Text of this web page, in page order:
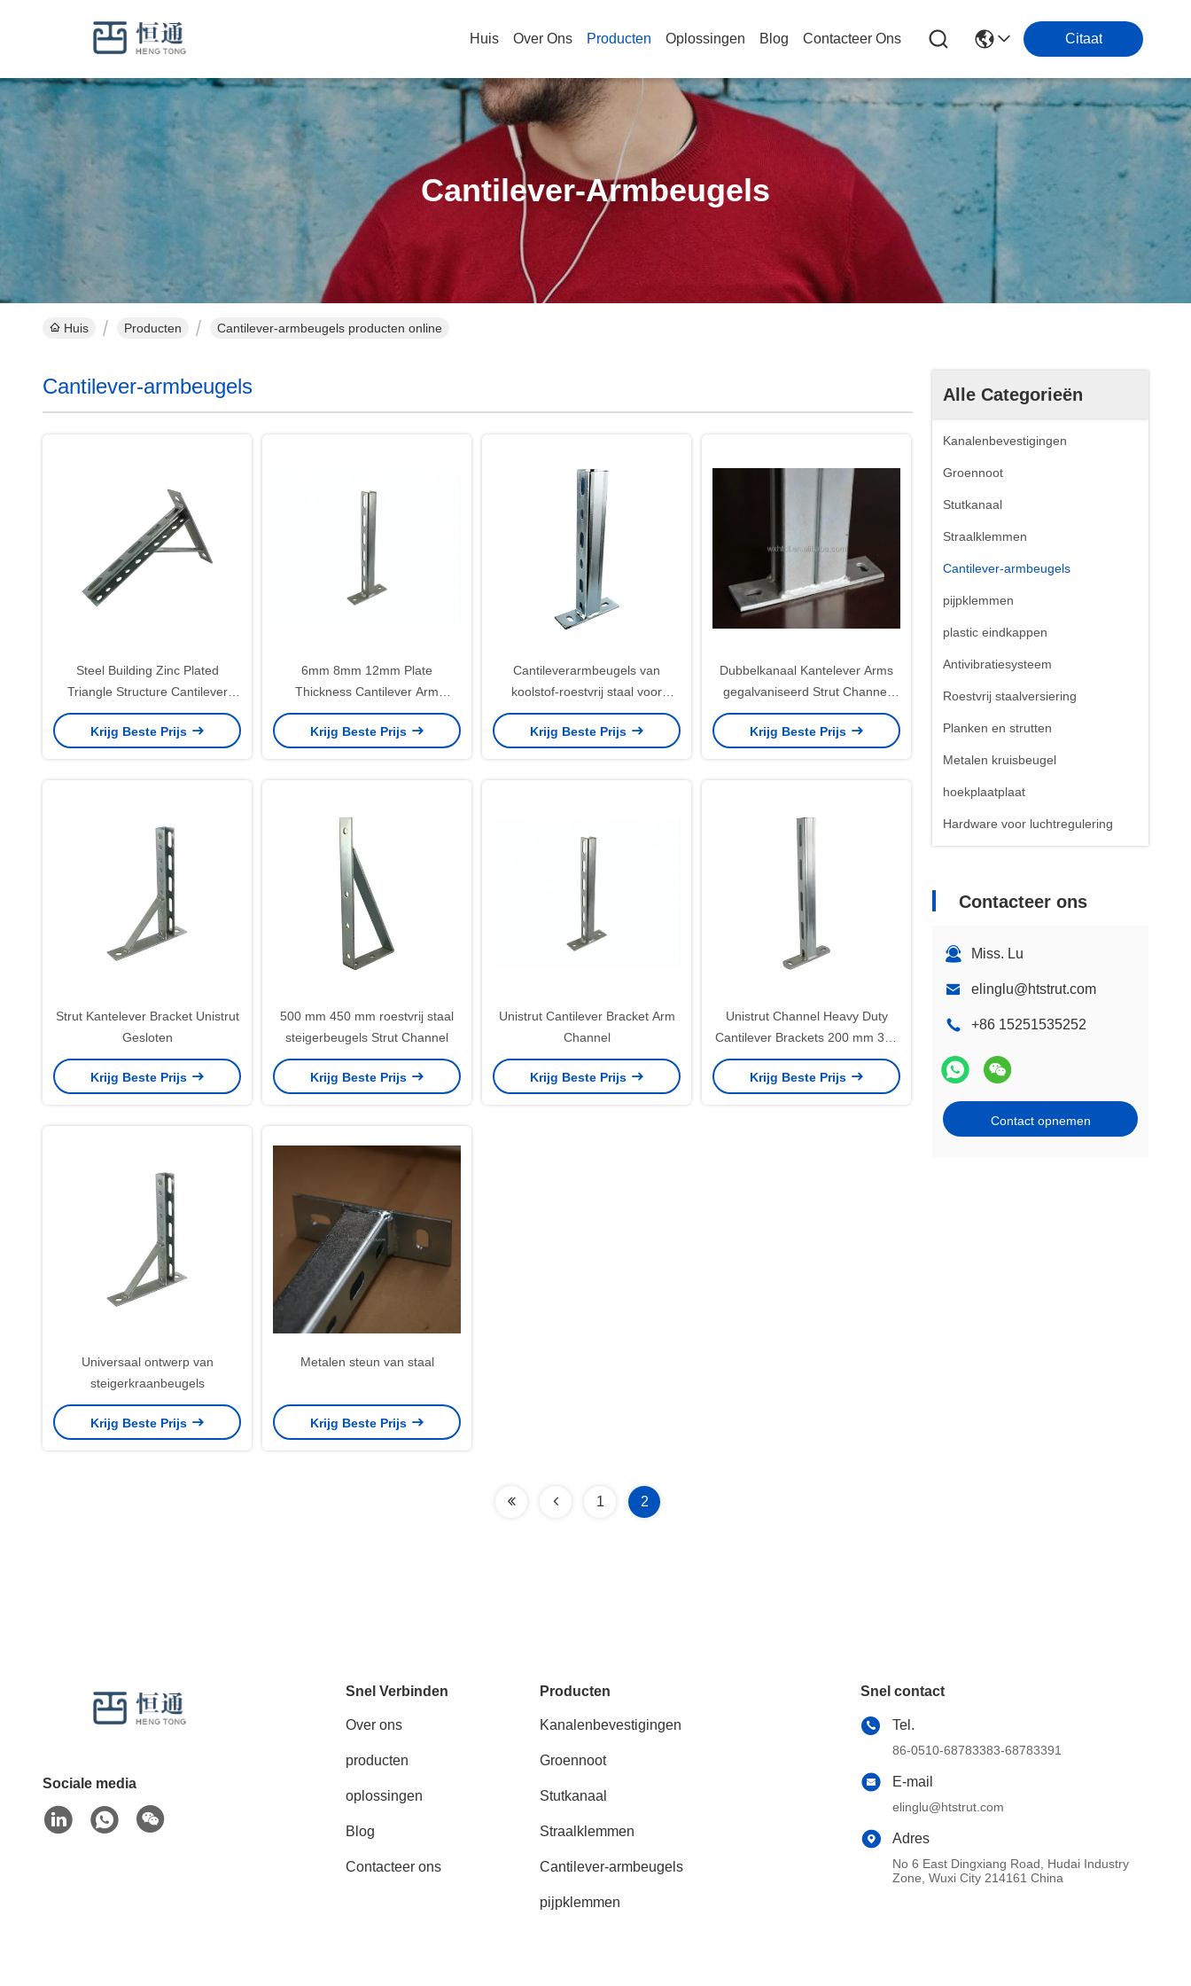
Huis Over Ons Producten Oplossingen Blog Contacteer Ons Citaat
Cantilever-Armbeugels
Huis Producten Cantilever-armbeugels producten online
Alle Categorieën
Kanalenbevestigingen
Groennoot
Stutkanaal
Straalklemmen
Cantilever-armbeugels
pijpklemmen
plastic eindkappen
Antivibratiesysteem
Roestvrij staalversiering
Planken en strutten
Metalen kruisbeugel
hoekplaatplaat
Hardware voor luchtregulering
Contacteer ons
Miss. Lu
elinglu@htstrut.com
+86 15251535252
Contact opnemen
Cantilever-armbeugels
Steel Building Zinc Plated
Triangle Structure Cantilever
Bracket for Venetian Blind
Krijg Beste Prijs
6mm 8mm 12mm Plate
Thickness Cantilever Arm
Bracket Channel Bracket with
Custom Length Options
Krijg Beste Prijs
Cantileverarmbeugels van
koolstof-roestvrij staal voor
verbinding
Krijg Beste Prijs
Dubbelkanaal Kantelever Arms
gegalvaniseerd Strut Channel
Bracket Rack
Krijg Beste Prijs
Strut Kantelever Bracket Unistrut
Gesloten
Krijg Beste Prijs
500 mm 450 mm roestvrij staal
steigerbeugels Strut Channel
Krijg Beste Prijs
Unistrut Cantilever Bracket Arm
Channel
Krijg Beste Prijs
Unistrut Channel Heavy Duty
Cantilever Brackets 200 mm 300
mm 400 mm
Krijg Beste Prijs
Universaal ontwerp van
steigerkraanbeugels
Krijg Beste Prijs
Metalen steun van staal
Krijg Beste Prijs
1 2
Sociale media
Snel Verbinden
Over ons
producten
oplossingen
Blog
Contacteer ons
Producten
Kanalenbevestigingen
Groennoot
Stutkanaal
Straalklemmen
Cantilever-armbeugels
pijpklemmen
Snel contact
Tel.
86-0510-68783383-68783391
E-mail
elinglu@htstrut.com
Adres
No 6 East Dingxiang Road, Hudai Industry
Zone, Wuxi City 214161 China